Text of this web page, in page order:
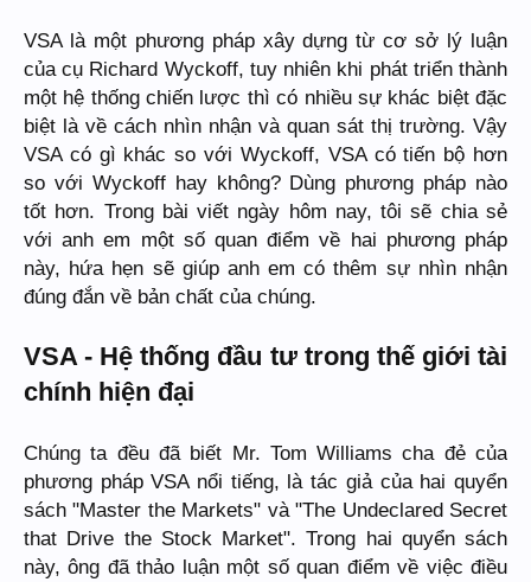
VSA là một phương pháp xây dựng từ cơ sở lý luận
của cụ Richard Wyckoff, tuy nhiên khi phát triển thành
một hệ thống chiến lược thì có nhiều sự khác biệt đặc
biệt là về cách nhìn nhận và quan sát thị trường. Vậy
VSA có gì khác so với Wyckoff, VSA có tiến bộ hơn
so với Wyckoff hay không? Dùng phương pháp nào
tốt hơn. Trong bài viết ngày hôm nay, tôi sẽ chia sẻ
với anh em một số quan điểm về hai phương pháp
này, hứa hẹn sẽ giúp anh em có thêm sự nhìn nhận
đúng đắn về bản chất của chúng.
VSA - Hệ thống đầu tư trong thế giới tài
chính hiện đại
Chúng ta đều đã biết Mr. Tom Williams cha đẻ của
phương pháp VSA nổi tiếng, là tác giả của hai quyển
sách "Master the Markets" và "The Undeclared Secret
that Drive the Stock Market". Trong hai quyển sách
này, ông đã thảo luận một số quan điểm về việc điều